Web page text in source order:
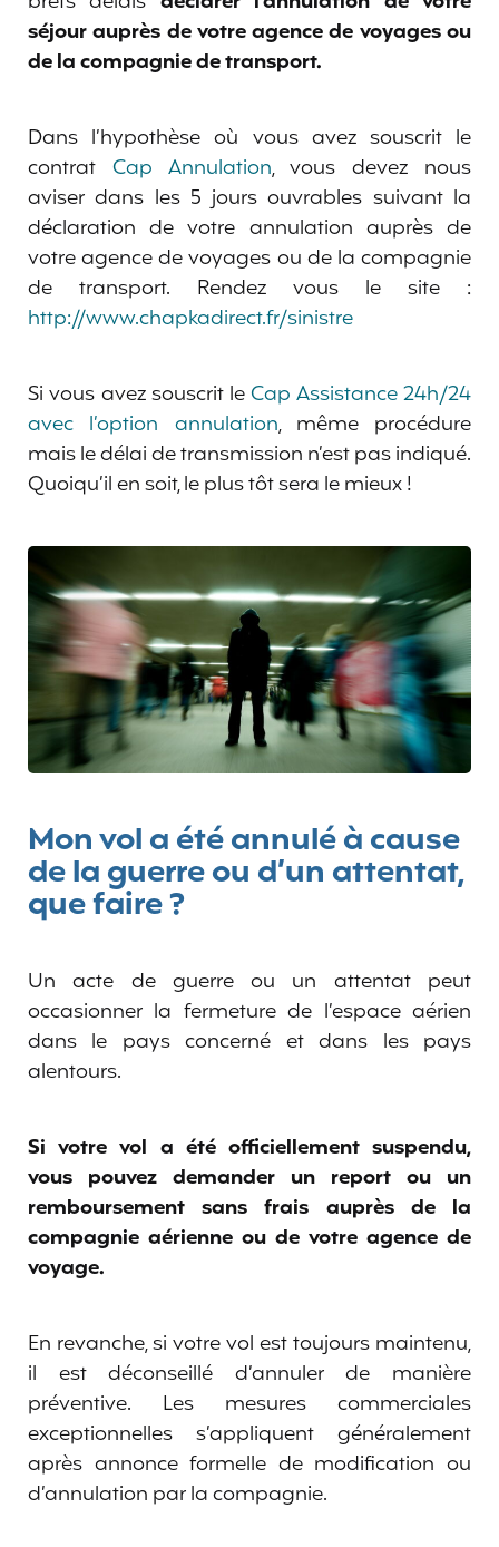
séjour auprès de votre agence de voyages ou
de la compagnie de transport.
Dans l’hypothèse où vous avez souscrit le
contrat Cap Annulation, vous devez nous
aviser dans les 5 jours ouvrables suivant la
déclaration de votre annulation auprès de
votre agence de voyages ou de la compagnie
de transport. Rendez vous le site :
http://www.chapkadirect.fr/sinistre
Si vous avez souscrit leCap Assistance 24h/24
avec l’option annulation, même procédure
mais le délai de transmission n’est pas indiqué.
Quoiqu’il en soit, le plus tôt sera le mieux !
Mon vol a été annulé à cause
de la guerre ou d’un attentat,
que faire ?
Un acte de guerre ou un attentat peut
occasionner la fermeture de l’espace aérien
dans le pays concerné et dans les pays
alentours.
Si votre vol a été officiellement suspendu,
vous pouvez demander un report ou un
remboursement sans frais auprès de la
compagnie aérienne ou de votre agence de
voyage.
En revanche, si votre vol est toujours maintenu,
il est déconseillé d’annuler de manière
préventive. Les mesures commerciales
exceptionnelles s’appliquent généralement
après annonce formelle de modification ou
d’annulation par la compagnie.